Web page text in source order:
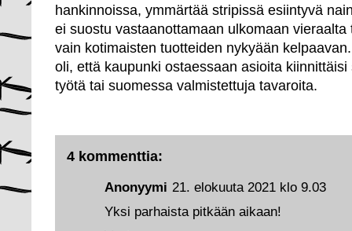
hankinnoissa, ymmärtää stripissä esiintyvä
ei suostu vastaanottamaan ulkomaan
vain kotimaisten tuotteiden nykyään
oli, että kaupunki ostaessaan asioita
työtä tai suomessa valmistettuja tavaroita.
4 kommenttia:
Anonyymi 21. elokuuta 2021 klo 9.03
Yksi parhaista pitkään aikaan!